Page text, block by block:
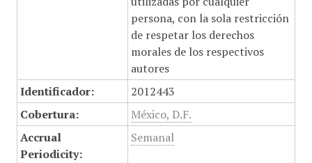
persona, con la sola restricción
de respetar los derechos
morales de los respectivos
autores
Identificador:
2012443
Cobertura:
México, D.F.
Accrual
Periodicity:
Semanal